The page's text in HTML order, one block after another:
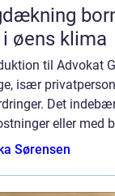
øens klima
til Advokat
især
Det
eller med
Sørensen